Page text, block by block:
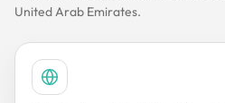
United Arab Emirates.